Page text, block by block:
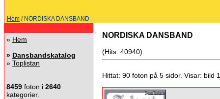
Hem / NORDISKA DANSBAND
» Hem
» Dansbandskatalog
» Toplistan
8459 foton i 2640
kategorier.
NORDISKA DANSBAND
(Hits: 40940)
Hittat: 90 foton på 5 sidor. Visar: bild